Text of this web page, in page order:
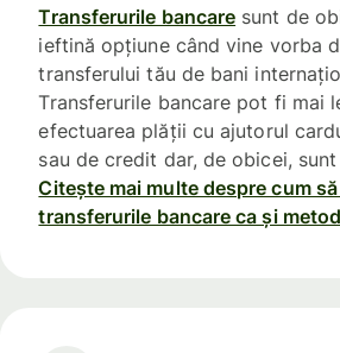
Transferurile bancare sunt de
ieftină opțiune când vine vorba
transferului tău de bani
Transferurile bancare pot fi mai
efectuarea plății cu ajutorul
sau de credit dar, de obicei,
Citește mai multe despre cum
transferurile bancare ca și